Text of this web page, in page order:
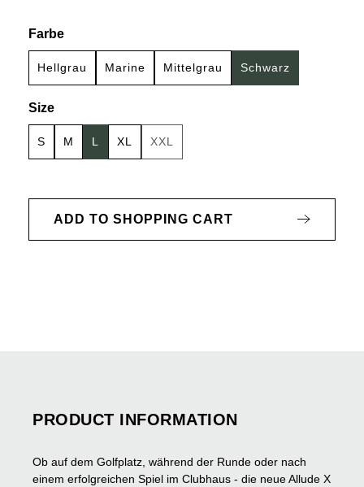
Select
Farbe
Hellgrau Marine Mittelgrau Schwarz
Select
Size
S M L XL XXL(This option is currently unavailable.)
ADD TO SHOPPING CART
PRODUCT INFORMATION
Ob auf dem Golfplatz, während der Runde oder nach
einem erfolgreichen Spiel im Clubhaus - die neue Allude X